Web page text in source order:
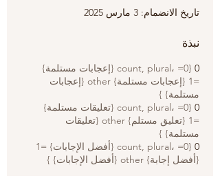
تاريخ الانضمام: 3 مارس 2025
نبذة
0
{count, plural، =0 {إعجابات مستلمة}
=1 {إعجابات مستلمة} other {إعجابات
مستلمة} }
0
{count, plural، =0 {تعليقات مستلمة}
=1 {تعليق مستلم} other {تعليقات
مستلمة} }
0
{count, plural، =0 {أفضل الإجابات} =1
{أفضل إجابة} other {أفضل الإجابات} }